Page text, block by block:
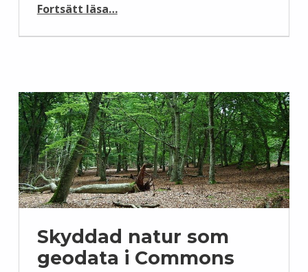
Fortsätt läsa…
Skyddad natur som
geodata i Commons